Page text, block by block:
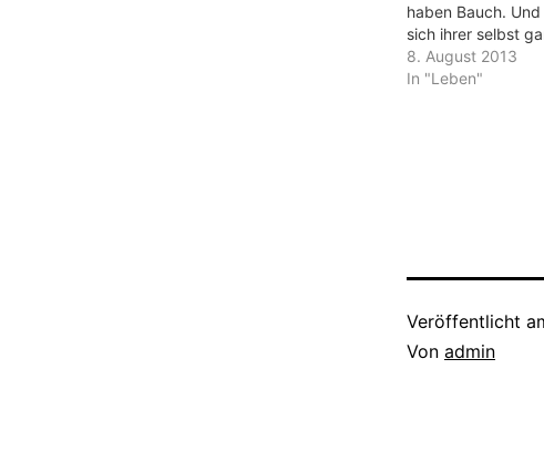
haben Bauch. Und
sich ihrer selbst
Aber wenn man
echt begegnet,
8. August 2013
In "Leben"
Veröffentlicht
Von admin